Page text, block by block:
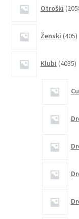
Otroški
Ženski 405
Klubi 4035